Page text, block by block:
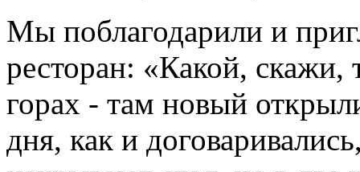
Мы поблагодарили и
ресторан: «Какой,
горах - там новый
дня, как и